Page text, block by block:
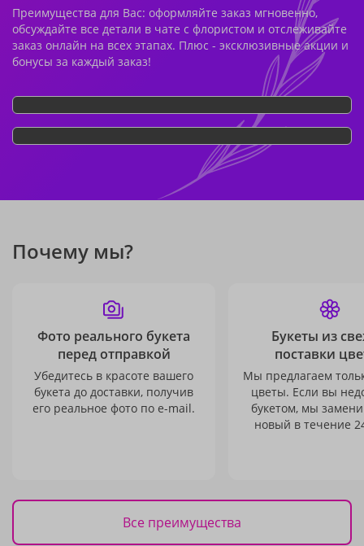
Преимущества для Вас: оформляйте заказ мгновенно,
обсуждайте все детали в чате с флористом и отслеживайте
заказ онлайн на всех этапах. Плюс - эксклюзивные акции и
бонусы за каждый заказ!
Почему мы?
Фото реального букета
перед отправкой
Убедитесь в красоте вашего
букета до доставки, получив
его реальное фото по e-mail.
Букеты из
поставки
Мы предлагаем
цветы. Если вы
букетом, мы
новый в течение
Все преимущества